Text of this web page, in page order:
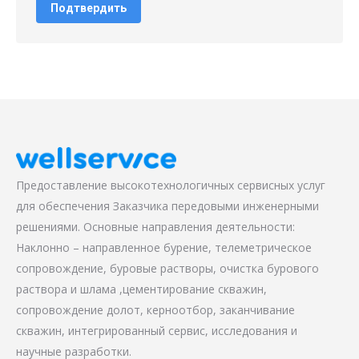
Подтвердить
Предоставление высокотехнологичных сервисных услуг
для обеспечения Заказчика передовыми инженерными
решениями. Основные направления деятельности:
Наклонно – направленное бурение, телеметрическое
сопровождение, буровые растворы, очистка бурового
раствора и шлама ,цементирование скважин,
сопровождение долот, керноотбор, заканчивание
скважин, интегрированный сервис, исследования и
научные разработки.